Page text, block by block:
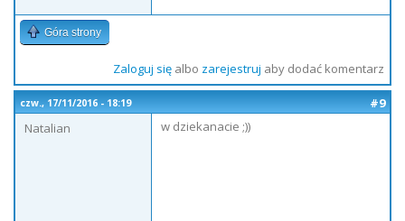
Góra strony
Zaloguj sięalbo zarejestruj aby dodać komentarz
czw., 17/11/2016 - 18:19
#9
Natalian
w dziekanacie ;))